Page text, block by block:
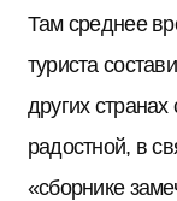
Там среднее
туриста
других странах
радостной, в
«сборнике